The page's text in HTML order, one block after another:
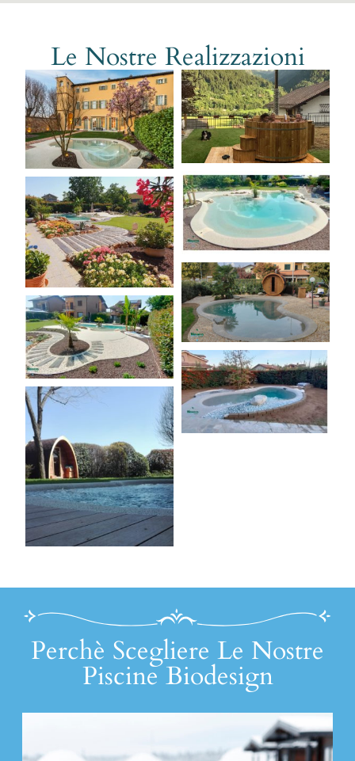
Le Nostre Realizzazioni
Perchè Scegliere Le Nostre
Piscine Biodesign